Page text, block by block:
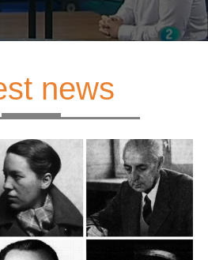
news